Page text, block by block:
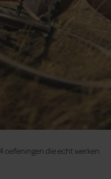
oefeningen die echt werken